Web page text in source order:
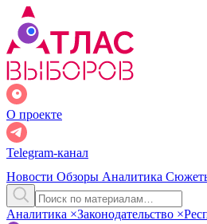
О проекте
Telegram-канал
Новости Обзоры Аналитика
Аналитика ×Законодательство ×